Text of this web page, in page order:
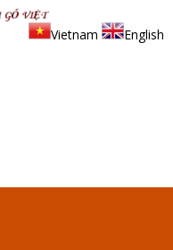
Vietnam English